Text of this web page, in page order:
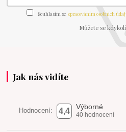
Souhlasím se zpracováním osobních
Můžete se
Jak nás vidíte